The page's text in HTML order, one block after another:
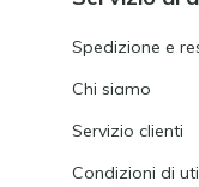
Spedizione e
Chi siamo
Servizio clienti
Condizioni di